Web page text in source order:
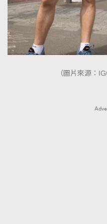
（圖片來源：